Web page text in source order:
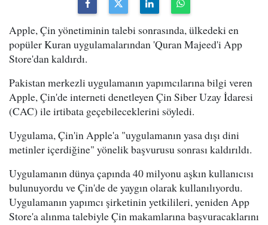
Apple, Çin yönetiminin talebi sonrasında, ülkedeki en
popüler Kuran uygulamalarından 'Quran Majeed'i App
Store'dan kaldırdı.
Pakistan merkezli uygulamanın yapımcılarına bilgi veren
Apple, Çin'de interneti denetleyen Çin Siber Uzay İdaresi
(CAC) ile irtibata geçebileceklerini söyledi.
Uygulama, Çin'in Apple'a "uygulamanın yasa dışı dini
metinler içerdiğine" yönelik başvurusu sonrası kaldırıldı.
Uygulamanın dünya çapında 40 milyonu aşkın kullanıcısı
bulunuyordu ve Çin'de de yaygın olarak kullanılıyordu.
Uygulamanın yapımcı şirketinin yetkilileri, yeniden App
Store'a alınma talebiyle Çin makamlarına başvuracaklarını